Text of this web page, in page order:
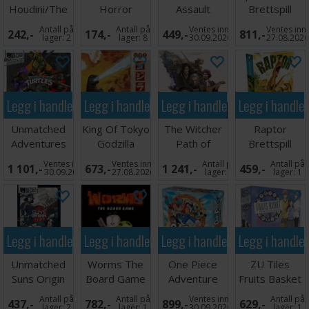
Houdini/The
Genie
Brettspill
242,- Antall på
lager:2
Horror
Lovecraft
Letter
174,- Antall på
lager:8
Assault
Marineford
Brettspill
449,-Ventes inn
30.09.2026
Brettspill
811,-Ventes inn
27.08.2026
Legg i handlekurven
Unmatched
Adventures
TMNT
Brettspill
1 101,-Ventes inn
30.09.2026
Legg i handlekurven
King Of Tokyo
Godzilla
Brettspill
673,-Ventes inn
27.08.2026
Legg i handlekurven
The Witcher
Path of
Destiny
Deluxe Ed.
1 241,- Antall på
lager:
Legg i
Raptor
Brettspill
459,- Antall på
lager:1
Legg i handlekurven
Unmatched
Suns Origin
Brettspill
437,- Antall på
Legg i handlekurven
Worms The
Board Game
Brettspill
782,- Antall på
Legg i handlekurven
One Piece
Adventure
Island
899,-Ventes inn
Legg i
ZU Tiles
Fruits Basket
Starter Set 2
629,- Antall på